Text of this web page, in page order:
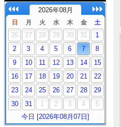
2026年08月
日 月 火 水 木 金 土
26 27 28 29 30 31
1
2
3 4 5 6 7
8
9
10 11 12 13 14
15
16
17 18 19 20 21
22
23
24 25 26 27 28
29
30
31 1 2 3 4
5
今日 [2026年08月07日]